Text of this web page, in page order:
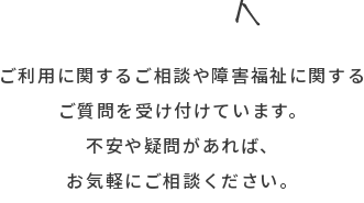
ご利用に関するご相談や障害福祉に関する
ご質問を受け付けています。
不安や疑問があれば、
お気軽にご相談ください。